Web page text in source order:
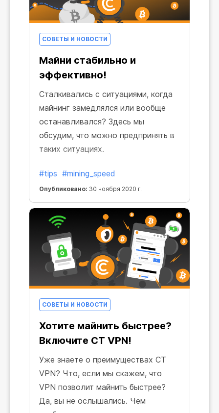
СОВЕТЫ И НОВОСТИ
Майни стабильно и
эффективно!
Сталкивались с ситуациями, когда
майнинг замедлялся или вообще
останавливался? Здесь мы
обсудим, что можно предпринять в
таких ситуациях.
#tips #mining_speed
Опубликовано: 30 ноября 2020 г.
СОВЕТЫ И НОВОСТИ
Хотите майнить быстрее?
Включите CT VPN!
Уже знаете о преимуществах CT
VPN? Что, если мы скажем, что
VPN позволит майнить быстрее?
Да, вы не ослышались. Чем